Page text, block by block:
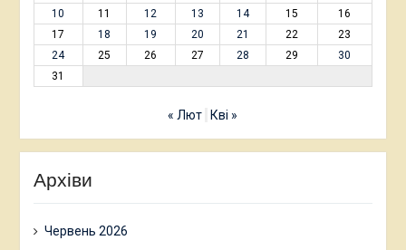
10
11 12 13 14 15
16
17
18 19 20 21 22
23
24
25 26 27 28 29
30
31
« Лют Кві »
Архіви
Червень 2026